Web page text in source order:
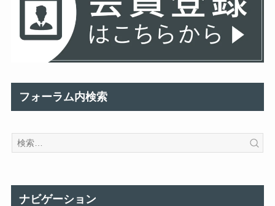
フォーラム内検索
ナビゲーション